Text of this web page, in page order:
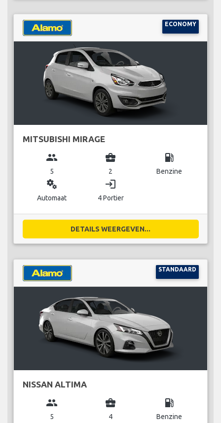
ECONOMY
MITSUBISHI MIRAGE
group
5
business_center
2
local_gas_station
Benzine
miscellaneous_services
Automaat
login
4 Portier
DETAILS WEERGEVEN...
STANDAARD
NISSAN ALTIMA
group
5
business_center
4
local_gas_station
Benzine